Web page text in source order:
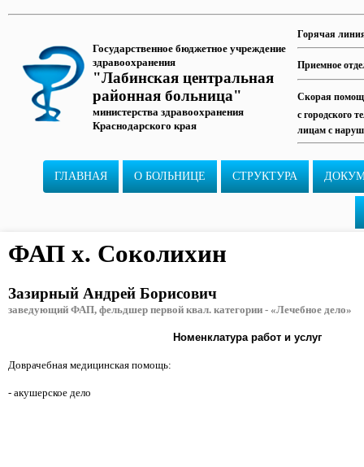
Государственное бюджетное учреждение
здравоохранения
"Лабинская центральная
районная больница"
министерства здравоохранения
Краснодарского края
Горячая
Приемное
Скорая
с городского
лицам с
ГЛАВНАЯ О БОЛЬНИЦЕ СТРУКТУРА
ФАП х. Соколихин
Зазирный Андрей Борисович
заведующий ФАП, фельдшер первой квал. категории - «Лечебное дело»
Номенклатура работ и услуг
Доврачебная медицинская помощь:
- акушерское дело